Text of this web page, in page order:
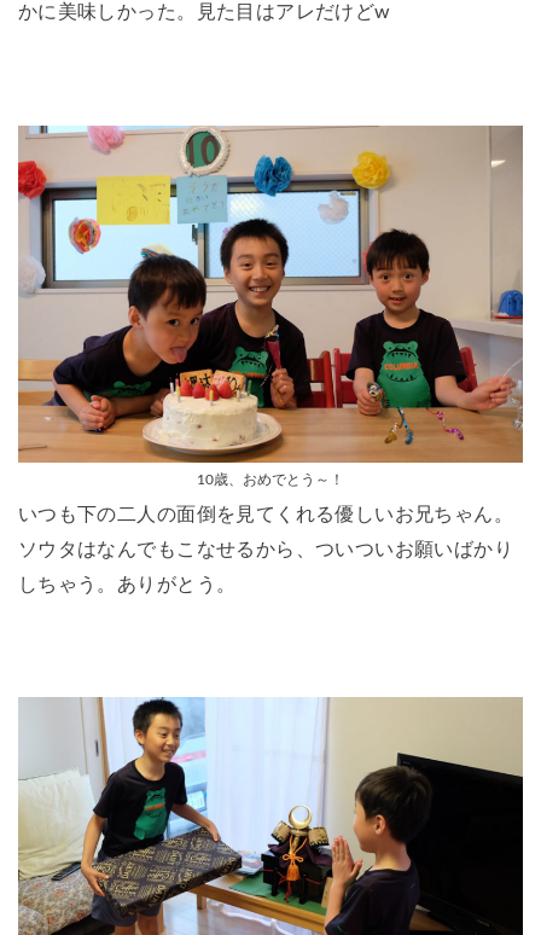
かに美味しかった。見た目はアレだけどw
10歳、おめでとう～！
いつも下の二人の面倒を見てくれる優しいお兄ちゃん。
ソウタはなんでもこなせるから、ついついお願いばかり
しちゃう。ありがとう。